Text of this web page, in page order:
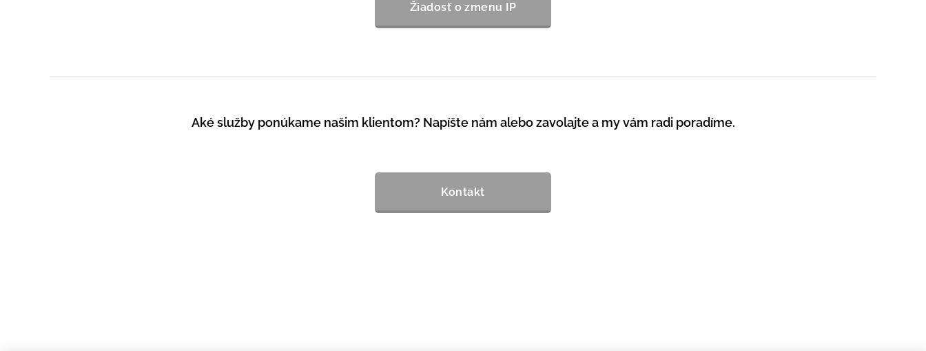
Žiadosť o zmenu IP
Aké služby ponúkame našim klientom? Napíšte nám alebo zavolajte a my vám radi poradíme.
Kontakt